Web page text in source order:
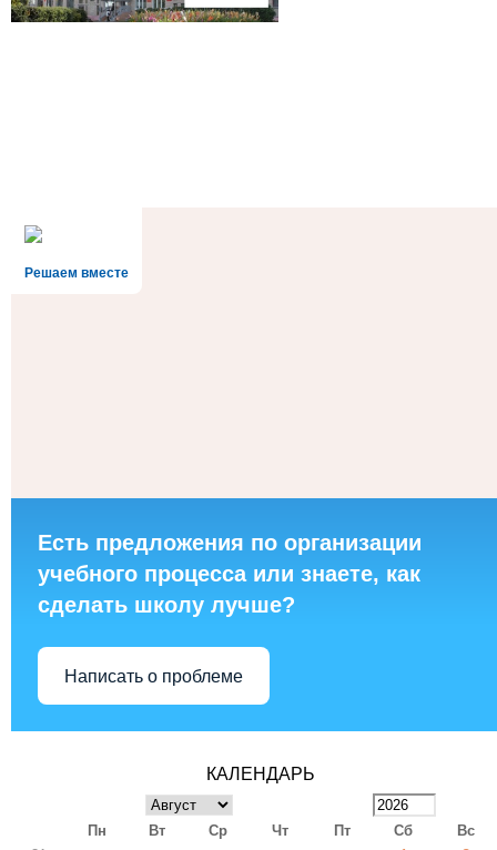
Решаем вместе
Есть предложения по организации
учебного процесса или знаете, как
сделать школу лучше?
Написать о проблеме
КАЛЕНДАРЬ
Пн Вт Ср Чт Пт Сб
Вс